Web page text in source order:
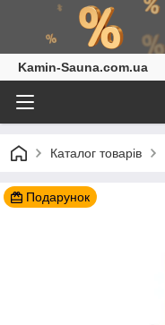
Kamin-Sauna.com.ua
Каталог товарів
Подарунок